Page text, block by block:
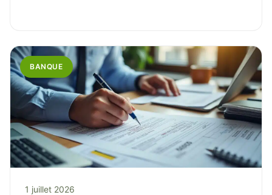
BANQUE
1 juillet 2026